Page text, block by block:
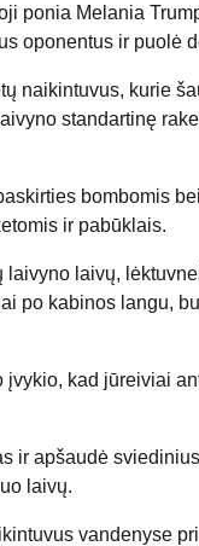
ponia Melania
oponentus ir puolė
naikintuvus, kurie
standartinę
bombomis
ir pabūklais.
laivų,
po kabinos langu,
kad jūreiviai
ir apšaudė
laivų.
vandenyse